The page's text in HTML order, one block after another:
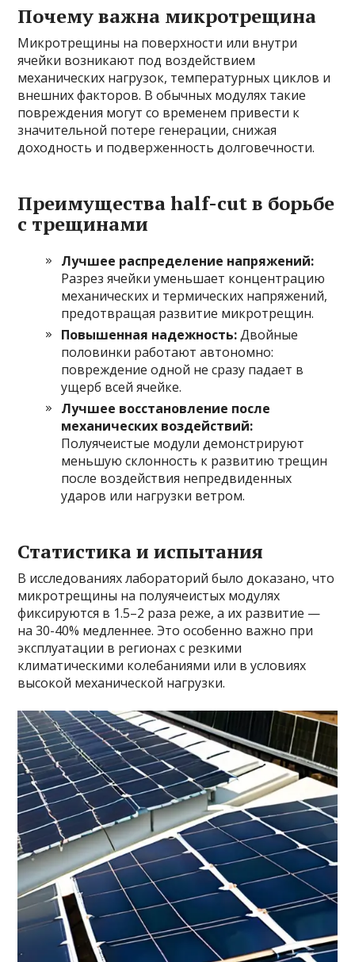
Почему важна микротрещина
Микротрещины на поверхности или внутри
ячейки возникают под воздействием
механических нагрузок, температурных циклов и
внешних факторов. В обычных модулях такие
повреждения могут со временем привести к
значительной потере генерации, снижая
доходность и подверженность долговечности.
Преимущества half-cut в борьбе
с трещинами
Лучшее распределение напряжений:
Разрез ячейки уменьшает концентрацию
механических и термических напряжений,
предотвращая развитие микротрещин.
Повышенная надежность:Двойные
половинки работают автономно:
повреждение одной не сразу падает в
ущерб всей ячейке.
Лучшее восстановление после
механических воздействий:
Полуячеистые модули демонстрируют
меньшую склонность к развитию трещин
после воздействия непредвиденных
ударов или нагрузки ветром.
Статистика и испытания
В исследованиях лабораторий было доказано, что
микротрещины на полуячеистых модулях
фиксируются в 1.5–2 раза реже, а их развитие —
на 30-40% медленнее. Это особенно важно при
эксплуатации в регионах с резкими
климатическими колебаниями или в условиях
высокой механической нагрузки.